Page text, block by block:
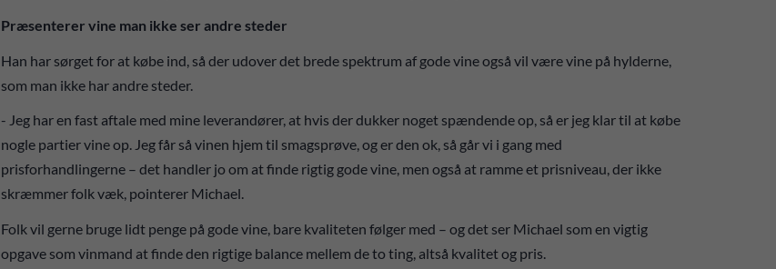
Præsenterer vine man ikke ser andre steder
Han har sørget for at købe ind, så der udover det brede spektrum af gode vine også vil være vine på hylderne,
som man ikke har andre steder.
- Jeg har en fast aftale med mine leverandører, at hvis der dukker noget spændende op, så er jeg klar til at købe
nogle partier vine op. Jeg får så vinen hjem til smagsprøve, og er den ok, så går vi i gang med
prisforhandlingerne – det handler jo om at finde rigtig gode vine, men også at ramme et prisniveau, der ikke
skræmmer folk væk, pointerer Michael.
Folk vil gerne bruge lidt penge på gode vine, bare kvaliteten følger med – og det ser Michael som en vigtig
opgave som vinmand at finde den rigtige balance mellem de to ting, altså kvalitet og pris.